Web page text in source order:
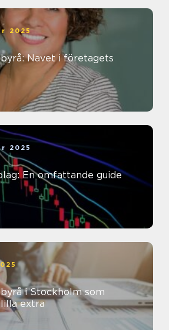
2025
Navet i företagets
2025
En omfattande guide
i Stockholm som
extra